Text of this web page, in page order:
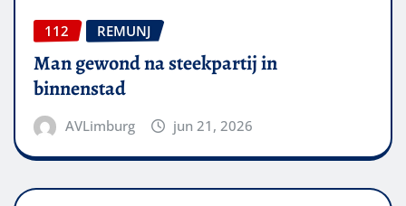
112 REMUNJ
Man gewond na steekpartij in
binnenstad
AVLimburg jun 21, 2026